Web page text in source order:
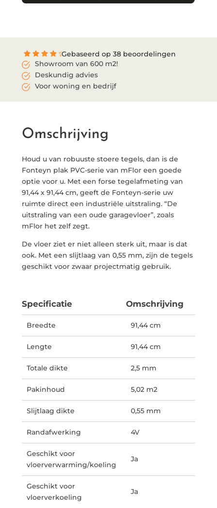
Gebaseerd op 38 beoordelingen
Showroom van 600 m2!
Deskundig advies
Voor woning en bedrijf
Omschrijving
Houd u van robuuste stoere tegels, dan is de
Fonteyn plak PVC-serie van mFlor een goede
optie voor u. Met een forse tegelafmeting van
91,44 x 91,44 cm, geeft de Fonteyn-serie uw
ruimte direct een industriële uitstraling. “De
uitstraling van een oude garagevloer”, zoals
mFlor het zelf zegt.
De vloer ziet er niet alleen sterk uit, maar is dat
ook. Met een slijtlaag van 0,55 mm, zijn de tegels
geschikt voor zwaar projectmatig gebruik.
Specificatie Omschrijving
Breedte 91,44 cm
Lengte 91,44 cm
Totale dikte 2,5 mm
Pakinhoud 5,02 m2
Slijtlaag dikte 0,55 mm
Randafwerking 4V
Geschikt voor
vloerverwarming/koeling
Ja
Geschikt voor
vloerverkoeling
Ja